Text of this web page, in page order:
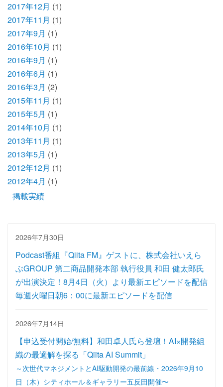
2017年12月 (1)
2017年11月 (1)
2017年9月 (1)
2016年10月 (1)
2016年9月 (1)
2016年6月 (1)
2016年3月 (2)
2015年11月 (1)
2015年5月 (1)
2014年10月 (1)
2013年11月 (1)
2013年5月 (1)
2012年12月 (1)
2012年4月 (1)
掲載実績
2026年7月30日
Podcast番組『Qiita FM』ゲストに、株式会社いえら
ぶGROUP 第二商品開発本部 執行役員 和田 健太郎氏
が出演決定！8月4日（火）より最新エピソードを配信
毎週火曜日朝6：00に最新エピソードを配信
2026年7月14日
【申込受付開始/無料】和田卓人氏ら登壇！AI×開発組
織の最適解を探る「Qiita AI Summit」
～次世代マネジメントとAI駆動開発の最前線・2026年9月10
日（木）シティホール＆ギャラリー五反田開催〜